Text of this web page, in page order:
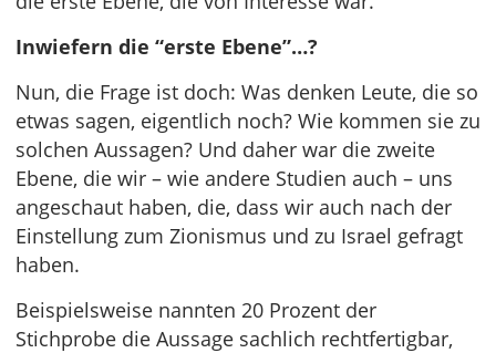
Inwiefern die “erste Ebene”…?
Nun, die Frage ist doch: Was denken Leute, die so
etwas sagen, eigentlich noch? Wie kommen sie zu
solchen Aussagen? Und daher war die zweite
Ebene, die wir – wie andere Studien auch – uns
angeschaut haben, die, dass wir auch nach der
Einstellung zum Zionismus und zu Israel gefragt
haben.
Beispielsweise nannten 20 Prozent der
Stichprobe die Aussage sachlich rechtfertigbar,